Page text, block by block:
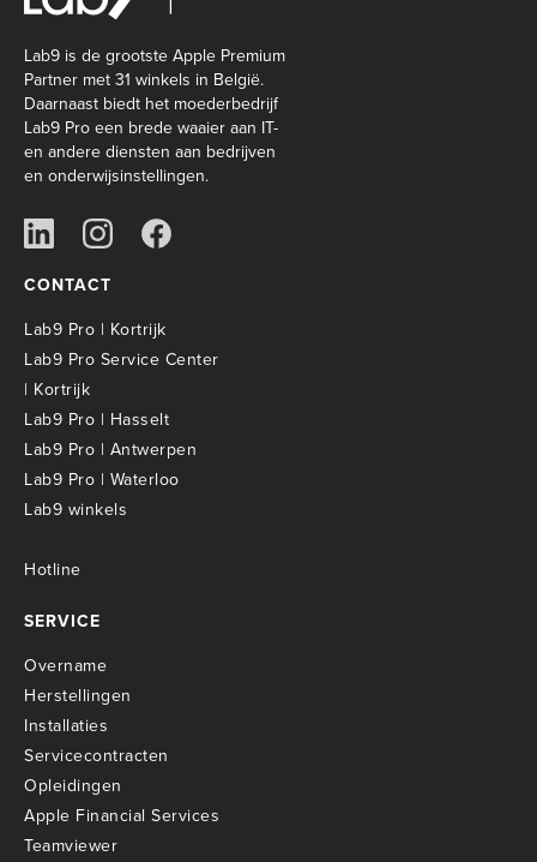
Lab9 is de grootste Apple Premium
Partner met 31 winkels in België.
Daarnaast biedt het moederbedrijf
Lab9 Pro een brede waaier aan IT-
en andere diensten aan bedrijven
en onderwijsinstellingen.
CONTACT
Lab9 Pro | Kortrijk
Lab9 Pro Service Center
| Kortrijk
Lab9 Pro | Hasselt
Lab9 Pro | Antwerpen
Lab9 Pro | Waterloo
Lab9 winkels
Hotline
SERVICE
Overname
Herstellingen
Installaties
Servicecontracten
Opleidingen
Apple Financial Services
Teamviewer